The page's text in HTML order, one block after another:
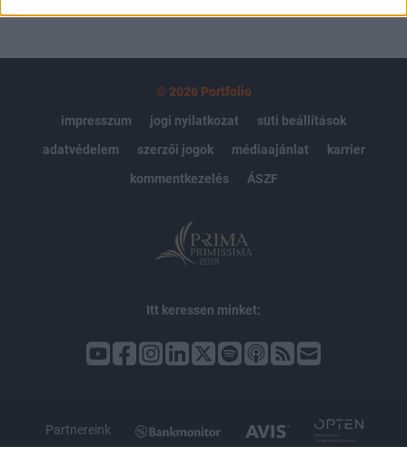
© 2026 Portfolio
impresszum
jogi nyilatkozat
süti beállítások
adatvédelem
szerzői jogok médiaajánlat
karrier
kommentkezelés
ÁSZF
Itt keressen minket:
Partnereink